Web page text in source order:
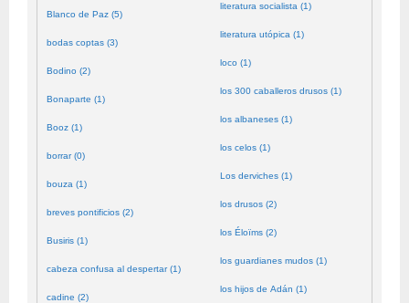
Blanco de Paz (5)
bodas coptas (3)
Bodino (2)
Bonaparte (1)
Booz (1)
borrar (0)
bouza (1)
breves pontificios (2)
Busiris (1)
cabeza confusa al despertar (1)
cadine (2)
literatura socialista (1)
literatura utópica (1)
loco (1)
los 300 caballeros drusos (1)
los albaneses (1)
los celos (1)
Los derviches (1)
los drusos (2)
los Éloïms (2)
los guardianes mudos (1)
los hijos de Adán (1)